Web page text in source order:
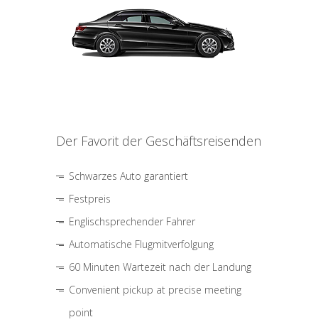
Der Favorit der Geschäftsreisenden
Schwarzes Auto garantiert
Festpreis
Englischsprechender Fahrer
Automatische Flugmitverfolgung
60 Minuten Wartezeit nach der Landung
Convenient pickup at precise meeting
point